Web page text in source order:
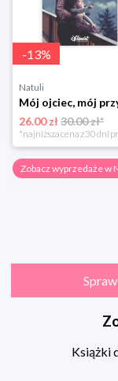
-13%
Natuli
26.00 zł30.00 zł*
Zobacz wyprzedaże w
Książki